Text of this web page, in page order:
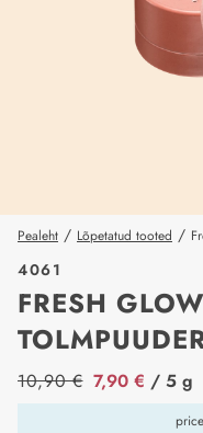
Pealeht / Lõpetatud tooted /
4061
FRESH
price_label
10,90 € 7,90 € / 5 g